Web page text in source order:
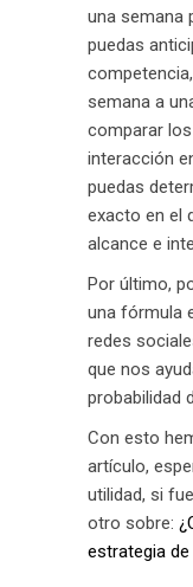
una semana
puedas
semana a
comparar
interacción
puedas
exacto en el
alcance e
Por último,
una fórmula
redes
que nos
probabilidad
Con esto
artículo,
utilidad, si
otro sobre:
estrategia